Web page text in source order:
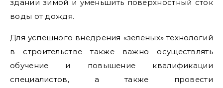
здании зимой и уменьшить поверхностный сток
воды от дождя.
Для успешного внедрения «зеленых» технологий
в строительстве также важно осуществлять
обучение и повышение квалификации
специалистов, а также провести